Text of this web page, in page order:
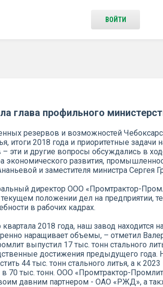
ВОЙТИ
глава профильного
резервов и возможностей
итоги 2018 года и приоритетные задачи
эти и другие вопросы обсуждались в
экономического развития,
и заместителя министра Сергея
директор ООО «Промтрактор-
положении дел на предприятии,
в рабочих кадрах.
квартала 2018 года, наш завод находится
наращивает объемы, – отметил
выпустил 17 тыс. тонн стального
достижения предыдущего года.
44 тыс. тонн стального литья, а к
70 тыс. тонн. ООО «Промтрактор-
давним партнером - ОАО «РЖД», а